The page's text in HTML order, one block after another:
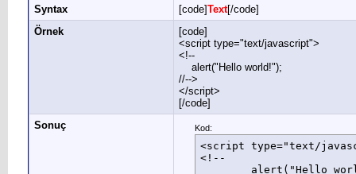
Syntax [code]Text[/code]
Örnek
[code]
<script type="text/javascript">
<!--
alert("Hello world!");
//-->
</script>
[/code]
Sonuç
Kod:
<script type="text/
<!--